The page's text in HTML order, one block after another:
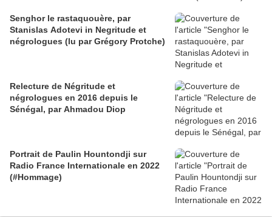
Senghor le rastaquouère, par
Stanislas Adotevi in Negritude et
négrologues (lu par Grégory Protche)
Relecture de Négritude et
négrologues en 2016 depuis le
Sénégal, par Ahmadou Diop
Portrait de Paulin Hountondji sur
Radio France Internationale en 2022
(#Hommage)